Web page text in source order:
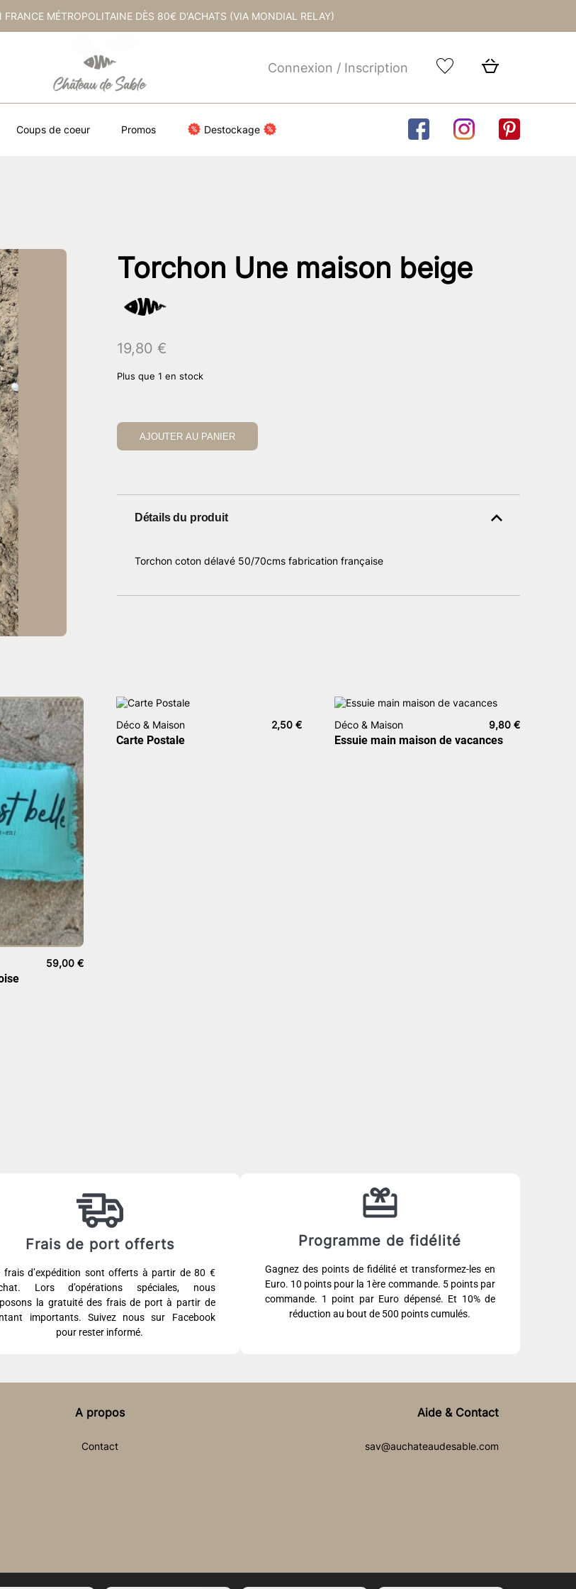
FRANCE MÉTROPOLITAINE DÈS 80€ D'ACHATS (VIA MONDIAL RELAY)
Connexion / Inscription
Coups de coeur Promos Destockage
Torchon Une maison beige
19,80 €
Plus que 1 en stock
AJOUTER AU PANIER
Détails du produit
Torchon coton délavé 50/70cms fabrication française
59,00 €
Déco & Maison 2,50 €
Carte Postale
Déco & Maison 9,80 €
Essuie main maison de vacances
Frais de port offerts
frais d’expédition sont offerts à partir de 80 €
Lors d’opérations spéciales, nous
la gratuité des frais de port à partir de
importants. Suivez nous sur Facebook
pour rester informé.
Programme de fidélité
Gagnez des points de fidélité et transformez-les en
Euro. 10 points pour la 1ère commande. 5 points par
commande. 1 point par Euro dépensé. Et 10% de
réduction au bout de 500 points cumulés.
A propos
Contact
Aide & Contact
sav@auchateaudesable.com